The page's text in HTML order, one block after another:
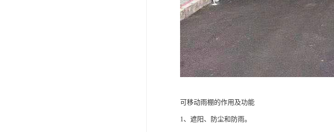
可移动雨棚的作用及功能
1、遮阳、防尘和防雨。